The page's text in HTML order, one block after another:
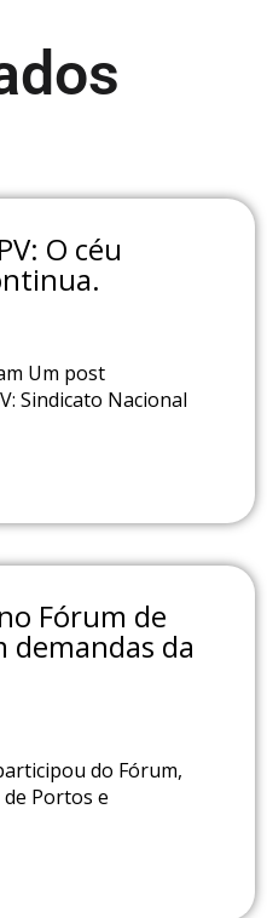
O céu
Um post
Sindicato Nacional
Fórum de
demandas da
do Fórum,
Portos e